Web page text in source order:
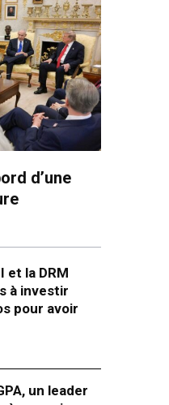
d’une
et la DRM
à investir
pour avoir
un leader